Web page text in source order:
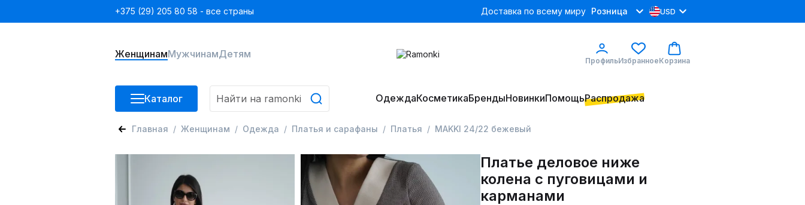
+375 (29) 205 80 58 - все страны Доставка по всему миру Розница USD
ЖенщинамМужчинамДетям
ПрофильИзбранноеКорзина
Каталог ОдеждаКосметикаБрендыНовинкиПомощьРаспродажа
Главная Женщинам Одежда Платья и сарафаны Платья MAKKI 24/22 бежевый
Платье деловое ниже
колена с пуговицами и
карманами